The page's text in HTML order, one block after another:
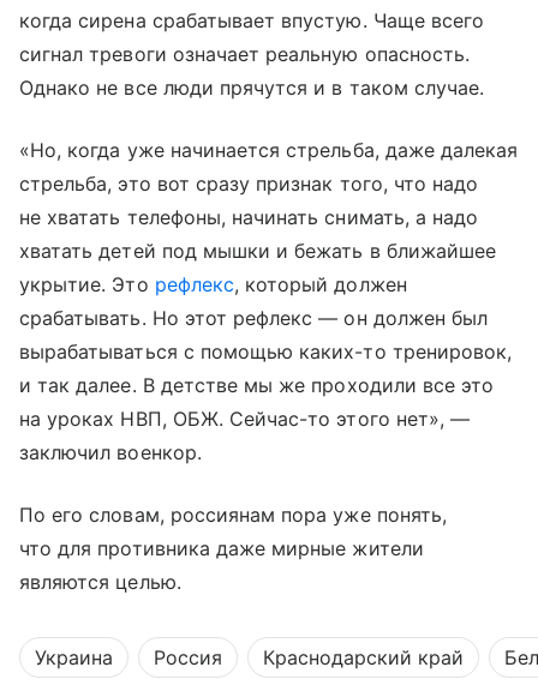
когда сирена срабатывает впустую. Чаще всего
сигнал тревоги означает реальную опасность.
Однако не все люди прячутся и в таком случае.
«Но, когда уже начинается стрельба, даже далекая
стрельба, это вот сразу признак того, что надо
не хватать телефоны, начинать снимать, а надо
хватать детей под мышки и бежать в ближайшее
укрытие. Это рефлекс, который должен
срабатывать. Но этот рефлекс — он должен был
вырабатываться с помощью каких-то тренировок,
и так далее. В детстве мы же проходили все это
на уроках НВП, ОБЖ. Сейчас-то этого нет», —
заключил военкор.
По его словам, россиянам пора уже понять,
что для противника даже мирные жители
являются целью.
Украина Россия Краснодарский край